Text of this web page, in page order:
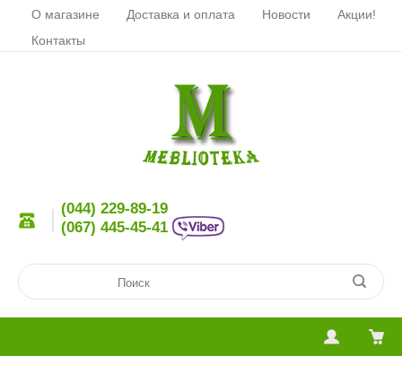
О магазине Доставка и оплата Новости
Акции!
Контакты
(044) 229-89-19
(067) 445-45-41